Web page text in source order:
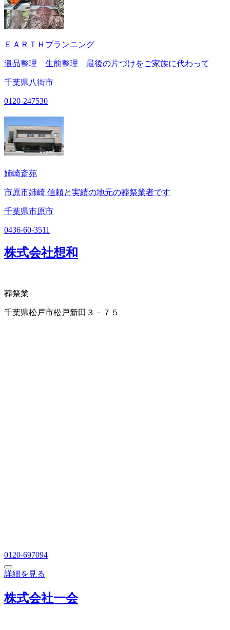
ＥＡＲＴＨプランニング
遺品整理 生前整理 最後の片づけをご家族に代わって
千葉県八街市
0120-247530
姉崎斎苑
市原市姉崎 信頼と実績の地元の葬祭業者です
千葉県市原市
0436-60-3511
株式会社想和
葬祭業
千葉県松戸市松戸新田３－７５
0120-697094
詳細を見る
株式会社一会